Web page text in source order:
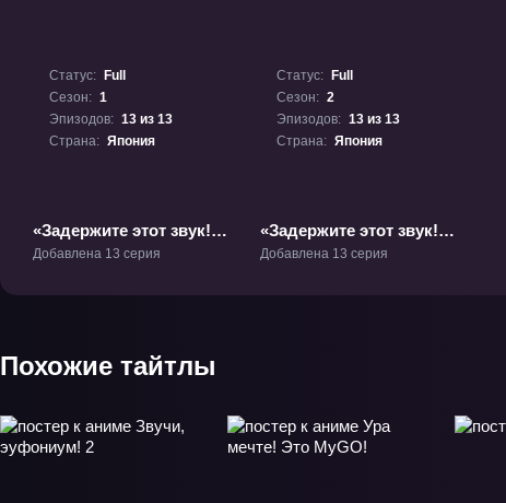
Статус:
Full
Сезон: 1
Эпизодов: 13 из 13
Страна: Япония
«Задержите этот звук!»
ТВ-1
Добавлена 13 серия
Статус:
Full
Сезон: 2
Эпизодов: 13 из 13
Страна: Япония
«Задержите этот звук!
2» ТВ-2
Добавлена 13 серия
Похожие тайтлы